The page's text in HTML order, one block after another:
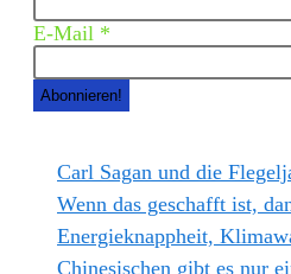
E-Mail *
Carl Sagan und die
Wenn das geschafft ist,
Energieknappheit,
Chinesischen gibt es nur